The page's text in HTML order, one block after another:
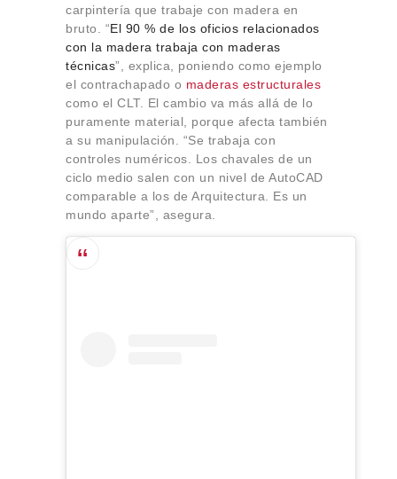
carpintería que trabaje con madera en
bruto. “El 90 % de los oficios relacionados
con la madera trabaja con maderas
técnicas”, explica, poniendo como ejemplo
el contrachapado o maderas estructurales
como el CLT. El cambio va más allá de lo
puramente material, porque afecta también
a su manipulación. “Se trabaja con
controles numéricos. Los chavales de un
ciclo medio salen con un nivel de AutoCAD
comparable a los de Arquitectura. Es un
mundo aparte”, asegura.